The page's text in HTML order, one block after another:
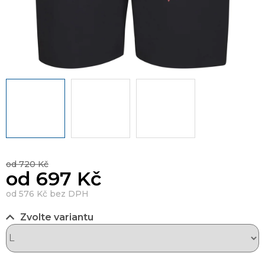
od 720 Kč
od 697 Kč
od 576 Kč bez DPH
Zvolte variantu